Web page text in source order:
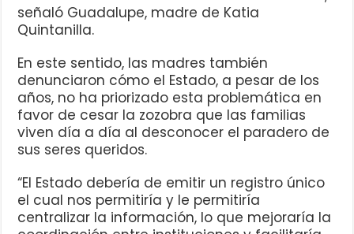
señaló Guadalupe, madre de Katia
Quintanilla.
En este sentido, las madres también
denunciaron cómo el Estado, a pesar de los
años, no ha priorizado esta problemática en
favor de cesar la zozobra que las familias
viven día a día al desconocer el paradero de
sus seres queridos.
“El Estado debería de emitir un registro único
el cual nos permitiría y le permitiría
centralizar la información, lo que mejoraría la